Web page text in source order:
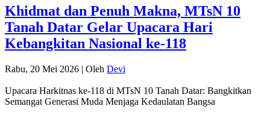
Khidmat dan Penuh Makna, MTsN 10
Tanah Datar Gelar Upacara Hari
Kebangkitan Nasional ke-118
Rabu, 20 Mei 2026 | Oleh Devi
Upacara Harkitnas ke-118 di MTsN 10 Tanah Datar: Bangkitkan
Semangat Generasi Muda Menjaga Kedaulatan Bangsa